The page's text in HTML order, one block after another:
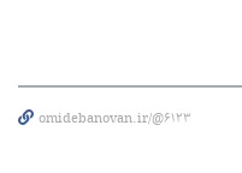
omidebanovan.ir/@6123